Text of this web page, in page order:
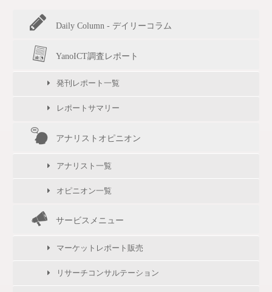
Daily Column - デイリーコラム
YanoICT調査レポート
発刊レポート一覧
レポートサマリー
アナリストオピニオン
アナリスト一覧
オピニオン一覧
サービスメニュー
マーケットレポート販売
リサーチコンサルテーション